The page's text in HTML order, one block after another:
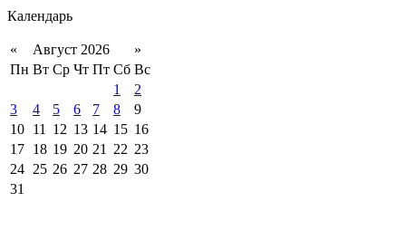
Календарь
« Август 2026
»
Пн Вт Ср Чт Пт Сб Вс
1
2
3
4 5 6 7 8
9
10 11 12 13 14 15 16
17 18 19 20 21 22 23
24 25 26 27 28 29 30
31